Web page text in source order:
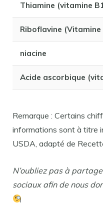
Thiamine (vitamine
Riboflavine (Vitamine
niacine
Acide ascorbique
Remarque : Certains
informations sont à titre
USDA, adapté de
N’oubliez pas à
sociaux afin de nous